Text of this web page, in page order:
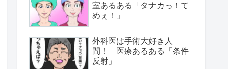
室あるある「タナカっ！て
めぇ！」
外科医は手術大好き人
間！ 医療あるある「条件
反射」